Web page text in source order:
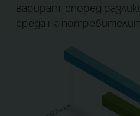
варират според
среда на